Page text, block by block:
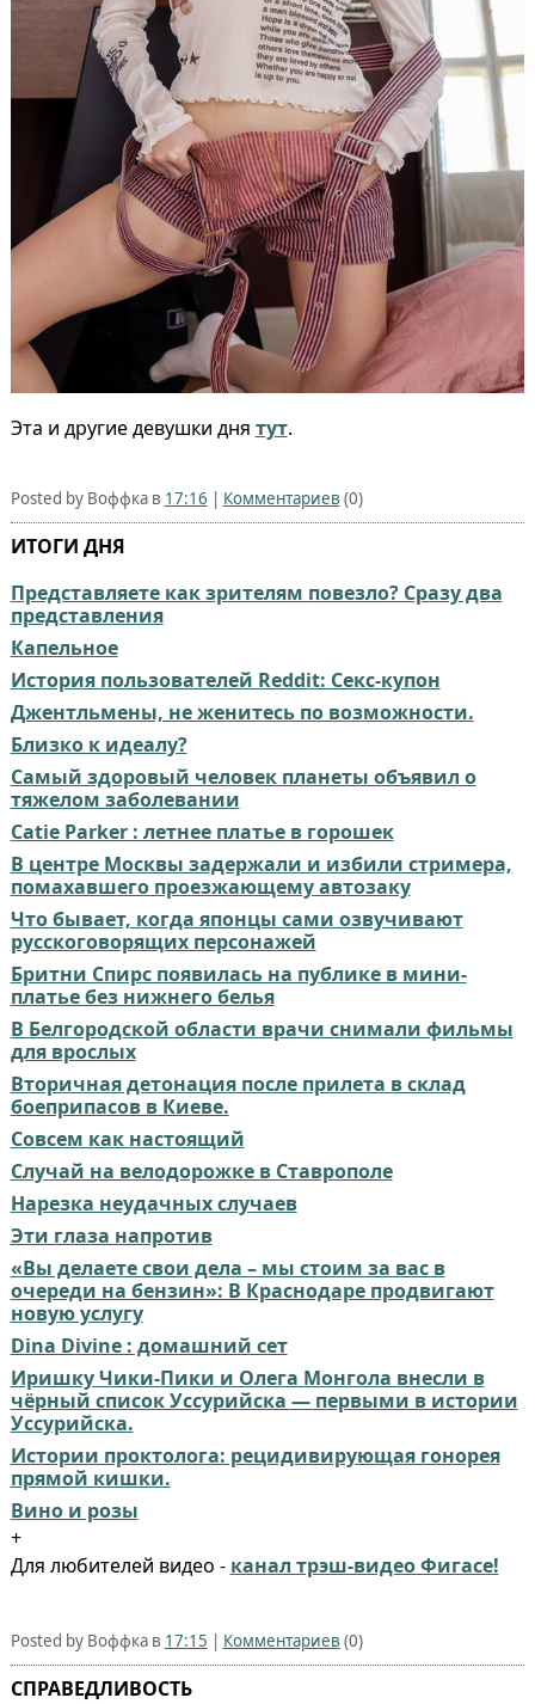
Эта и другие девушки дня тут.
Posted by Воффка в 17:16 Комментариев (0)
ИТОГИ ДНЯ
Представляете как зрителям повезло? Сразу два
представления
Капельное
История пользователей Reddit: Секс-купон⁠⁠
Джентльмены, не женитесь по возможности.
Близко к идеалу?
Самый здоровый человек планеты объявил о
тяжелом заболевании
Catie Parker : летнее платье в горошек
В центре Москвы задержали и избили стримера,
помахавшего проезжающему автозаку
Что бывает, когда японцы сами озвучивают
русскоговорящих персонажей
Бритни Спирс появилась на публике в мини-
платье без нижнего белья
В Белгородской области врачи снимали фильмы
для врослых
Вторичная детонация после прилета в склад
боеприпасов в Киеве.
Совсем как настоящий⁠⁠
Случай на велодорожке в Ставрополе
Нарезка неудачных случаев
Эти глаза напротив
«Вы делаете свои дела – мы стоим за вас в
очереди на бензин»: В Краснодаре продвигают
новую услугу
Dina Divine : домашний сет
Иришку Чики-Пики и Олега Монгола внесли в
чёрный список Уссурийска — первыми в истории
Уссурийска.
Истории проктолога: рецидивирующая гонорея
прямой кишки.
Вино и розы
+
Для любителей видео - канал трэш-видео Фигасе!
Posted by Воффка в 17:15 Комментариев (0)
СПРАВЕДЛИВОСТЬ